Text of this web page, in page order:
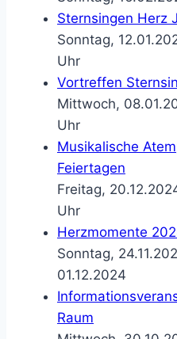
Sternsingen Herz
Sonntag,
Uhr
Vortreffen
Mittwoch,
Uhr
Musikalische
Feiertagen
Freitag,
Uhr
Herzmomente
Sonntag,
01.12.2024
Raum